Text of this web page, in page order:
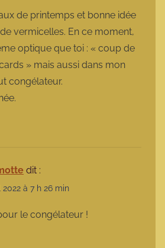
de printemps et bonne idée
vermicelles. En ce moment,
optique que toi : « coup de
» mais aussi dans mon
congélateur.
dit :
2022 à 7 h 26 min
le congélateur !